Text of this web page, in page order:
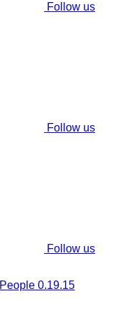
Follow us
Follow us
Follow us
People 0.19.15